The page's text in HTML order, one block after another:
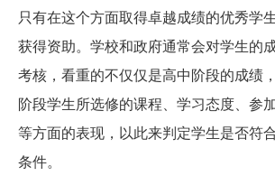
只有在这个方面取得卓越成绩的优秀学
获得资助。学校和政府通常会对学生的
考核，看重的不仅仅是高中阶段的成绩
阶段学生所选修的课程、学习态度、参
等方面的表现，以此来判定学生是否符
条件。